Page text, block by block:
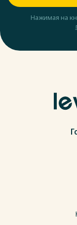
Нажимая на